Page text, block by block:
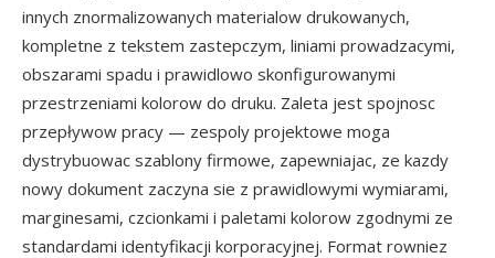
innych znormalizowanych materialow drukowanych,
kompletne z tekstem zastepczym, liniami prowadzacymi,
obszarami spadu i prawidlowo skonfigurowanymi
przestrzeniami kolorow do druku. Zaleta jest spojnosc
przepływow pracy — zespoly projektowe moga
dystrybuowac szablony firmowe, zapewniajac, ze kazdy
nowy dokument zaczyna sie z prawidlowymi wymiarami,
marginesami, czcionkami i paletami kolorow zgodnymi ze
standardami identyfikacji korporacyjnej. Format rowniez